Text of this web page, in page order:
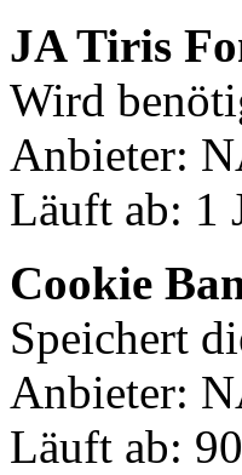
JA Tiris
Wird
Anbieter:
Läuft ab: 1
Cookie
Speichert
Anbieter:
Läuft ab: